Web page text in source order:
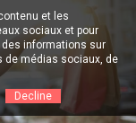
et les
sociaux et pour
informations sur
de médias sociaux, de
Decline